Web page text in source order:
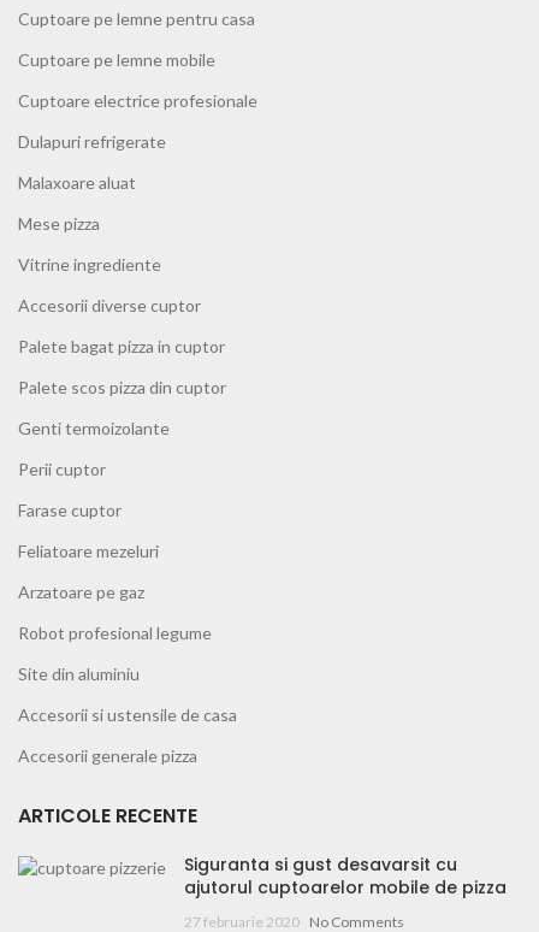
Cuptoare pe lemne pentru casa
Cuptoare pe lemne mobile
Cuptoare electrice profesionale
Dulapuri refrigerate
Malaxoare aluat
Mese pizza
Vitrine ingrediente
Accesorii diverse cuptor
Palete bagat pizza in cuptor
Palete scos pizza din cuptor
Genti termoizolante
Perii cuptor
Farase cuptor
Feliatoare mezeluri
Arzatoare pe gaz
Robot profesional legume
Site din aluminiu
Accesorii si ustensile de casa
Accesorii generale pizza
ARTICOLE RECENTE
Siguranta si gust desavarsit cu
ajutorul cuptoarelor mobile de pizza
27 februarie 2020 No Comments